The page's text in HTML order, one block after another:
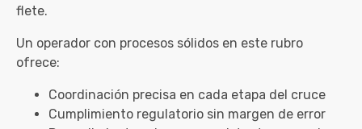
flete.
Un operador con procesos sólidos en este rubro
ofrece:
Coordinación precisa en cada etapa del cruce
Cumplimiento regulatorio sin margen de error